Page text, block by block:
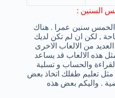
السنين :
الخمس سنين عمرا . هناك
, لكن ان لم تكن لديك
من الالعاب الاخرى
هذه الالعاب قد يساعد
والحساب و تسلية
مثل تعليم طفلك اتخاذ بعض
. واليكم بعض هذه